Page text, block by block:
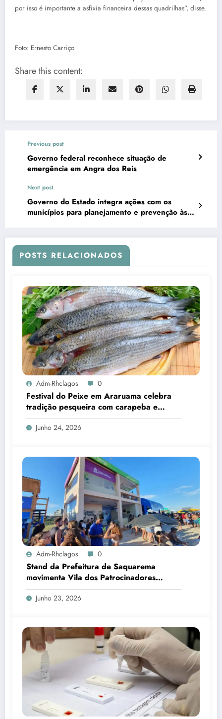
por isso é importante a asfixia financeira dessas quadrilhas”, disse.
Foto: Ernesto Carriço
Share this content:
Previous post
Governo federal reconhece situação de
emergência em Angra dos Reis
Next post
Governo do Estado integra ações com os
municípios para planejamento e prevenção às
POSTS RELACIONADOS
Adm-Rhclagos 0
Festival do Peixe em Araruama celebra
tradição pesqueira com carapeba e
tainha
Junho 24, 2026
Adm-Rhclagos 0
Stand da Prefeitura de Saquarema
movimenta Vila dos Patrocinadores
durante Mundial de Surfe
Junho 23, 2026